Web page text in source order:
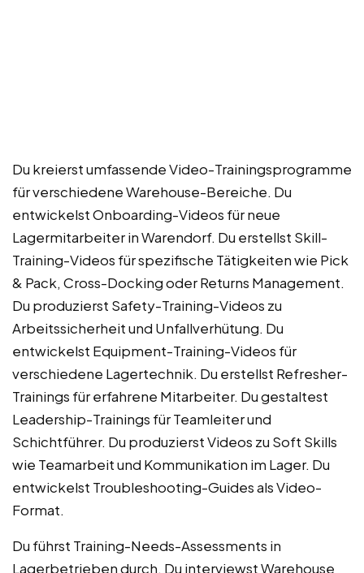
Du kreierst umfassende Video-Trainingsprogramme
für verschiedene Warehouse-Bereiche. Du
entwickelst Onboarding-Videos für neue
Lagermitarbeiter in Warendorf. Du erstellst Skill-
Training-Videos für spezifische Tätigkeiten wie Pick
& Pack, Cross-Docking oder Returns Management.
Du produzierst Safety-Training-Videos zu
Arbeitssicherheit und Unfallverhütung. Du
entwickelst Equipment-Training-Videos für
verschiedene Lagertechnik. Du erstellst Refresher-
Trainings für erfahrene Mitarbeiter. Du gestaltest
Leadership-Trainings für Teamleiter und
Schichtführer. Du produzierst Videos zu Soft Skills
wie Teamarbeit und Kommunikation im Lager. Du
entwickelst Troubleshooting-Guides als Video-
Format.
Du führst Training-Needs-Assessments in
Lagerbetrieben durch. Du interviewst Warehouse